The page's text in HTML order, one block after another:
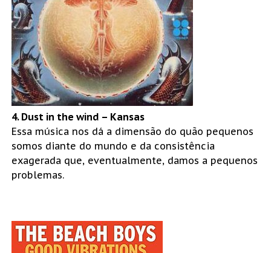
4. Dust in the wind – Kansas
Essa música nos dá a dimensão do quão pequenos
somos diante do mundo e da consistência
exagerada que, eventualmente, damos a pequenos
problemas.